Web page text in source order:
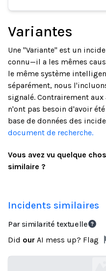
Variantes
Une "Variante" est un
connu—il a les mêmes
le même système
séparément, nous
signalé. Contrairement
n'ont pas besoin d'avoir
base de données des
document de recherche.
Vous avez vu quelque
similaire ?
Incidents similaires
Par similarité textuelle
Did our AI mess up? Flag